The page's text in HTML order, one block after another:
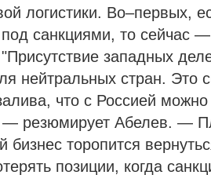
логистики. Во–первых,
санкциями, то сейчас —
западных
нейтральных стран. Это
что с Россией
резюмирует Абелев. —
бизнес торопится
позиции, когда